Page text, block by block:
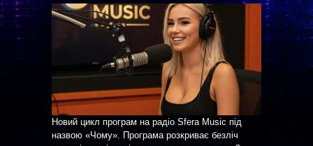
Новий цикл програм на радіо Sfera Music під
назвою «Чому». Програма розкриває безліч